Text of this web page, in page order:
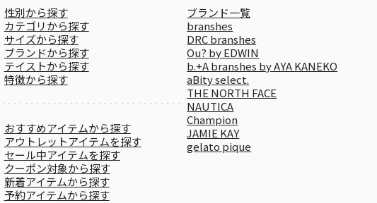
性別から探す
カテゴリから探す
サイズから探す
ブランドから探す
テイストから探す
特徴から探す
おすすめアイテムから探す
アウトレットアイテムを探す
セール中アイテムを探す
クーポン対象から探す
新着アイテムから探す
予約アイテムから探す
ブランド一覧
branshes
DRC branshes
Ou? by EDWIN
b.+A branshes by AYA KANEKO
aBity select.
THE NORTH FACE
NAUTICA
Champion
JAMIE KAY
gelato pique